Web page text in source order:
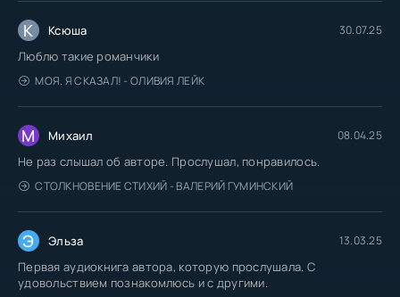
К Ксюша 30.07.25
Люблю такие романчики
МОЯ. Я СКАЗАЛ! - ОЛИВИЯ ЛЕЙК
М Михаил 08.04.25
Не раз слышал об авторе. Прослушал, понравилось.
СТОЛКНОВЕНИЕ СТИХИЙ - ВАЛЕРИЙ ГУМИНСКИЙ
Э Эльза 13.03.25
Первая аудиокнига автора, которую прослушала. С
удовольствием познакомлюсь и с другими.